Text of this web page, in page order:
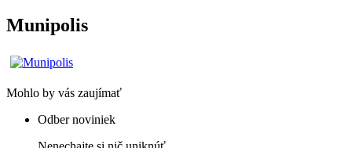
Munipolis
Mohlo by vás zaujímať
Odber noviniek